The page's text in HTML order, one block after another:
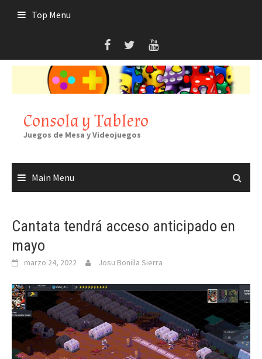
Top Menu
Consola y Tablero
Juegos de Mesa y Videojuegos
Main Menu
Cantata tendrá acceso anticipado en
mayo
marzo 24, 2022 Josu Bonilla Sierra